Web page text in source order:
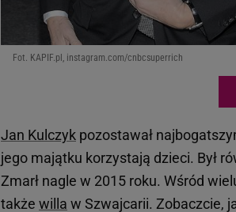
Fot. KAPIF.pl, instagram.com/cnbcsuperrich
Jan Kulczyk pozostawał
jego majątku korzystają dzieci. Był
Zmarł nagle w 2015 roku. Wśród
także willa w Szwajcarii. Zobaczcie,